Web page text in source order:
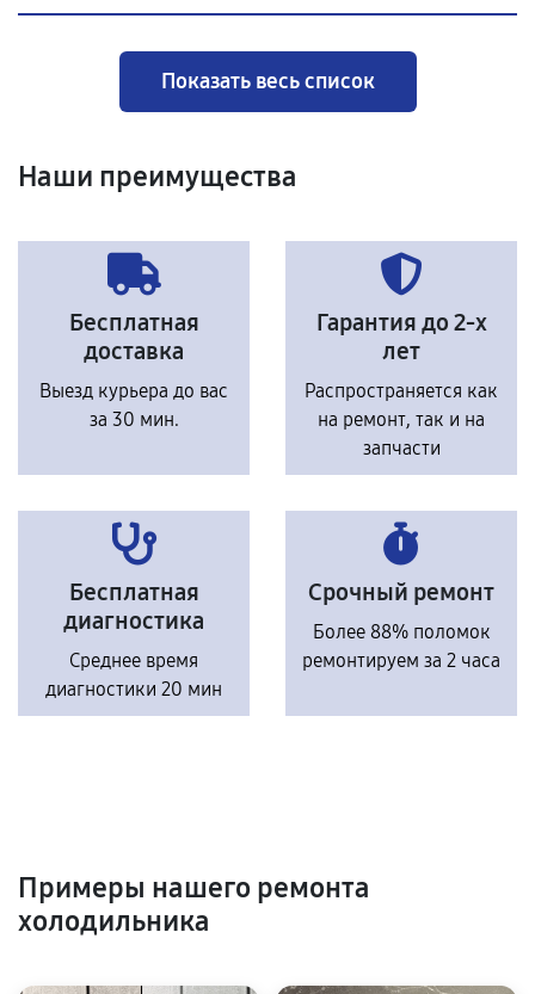
Показать весь список
Наши преимущества
Бесплатная
доставка
Выезд курьера до вас
за 30 мин.
Гарантия до 2-х
лет
Распространяется как
на ремонт, так и на
запчасти
Бесплатная
диагностика
Среднее время
диагностики 20 мин
Срочный ремонт
Более 88% поломок
ремонтируем за 2 часа
Примеры нашего ремонта
холодильника